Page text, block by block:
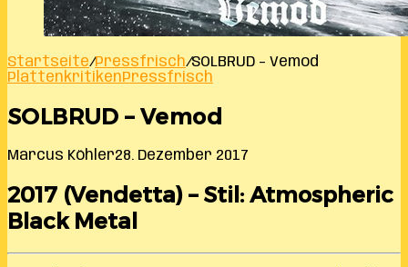
Startseite/Pressfrisch/SOLBRUD – Vemod
PlattenkritikenPressfrisch
SOLBRUD – Vemod
Marcus Köhler28. Dezember 2017
2017 (Vendetta) – Stil: Atmospheric
Black Metal